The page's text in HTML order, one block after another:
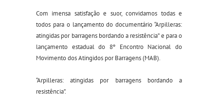
Com imensa satisfação e suor, convidamos todas e
todos para o lançamento do documentário “Arpilleras:
atingidas por barragens bordando a resistência” e para o
lançamento estadual do 8º Encontro Nacional do
Movimento dos Atingidos por Barragens (MAB).
“Arpilleras: atingidas por barragens bordando a
resistência”.